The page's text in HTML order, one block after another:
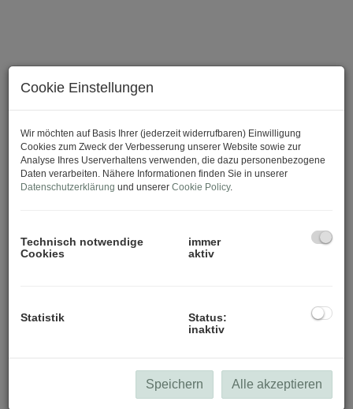
In ruhiger und begehrter Lage entsteht eine moderne
Cookie Einstellungen
Wir möchten auf Basis Ihrer (jederzeit widerrufbaren) Einwilligung
Cookies zum Zweck der Verbesserung unserer Website sowie zur
Analyse Ihres Userverhaltens verwenden, die dazu personenbezogene
Daten verarbeiten. Nähere Informationen finden Sie in unserer
Datenschutzerklärung und unserer Cookie Policy.
Technisch notwendige
Cookies
immer
aktiv
Statistik
Status:
inaktiv
Speichern Alle akzeptieren